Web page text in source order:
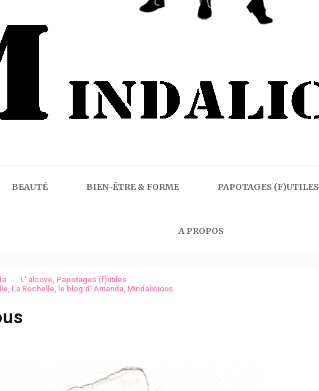
BEAUTÉ BIEN-ÊTRE & FORME PAPOTAGES (F)UTILES
A PROPOS
L' alcove, Papotages (f)utiles
, La Rochelle, le blog d' Amanda, Mindalicious